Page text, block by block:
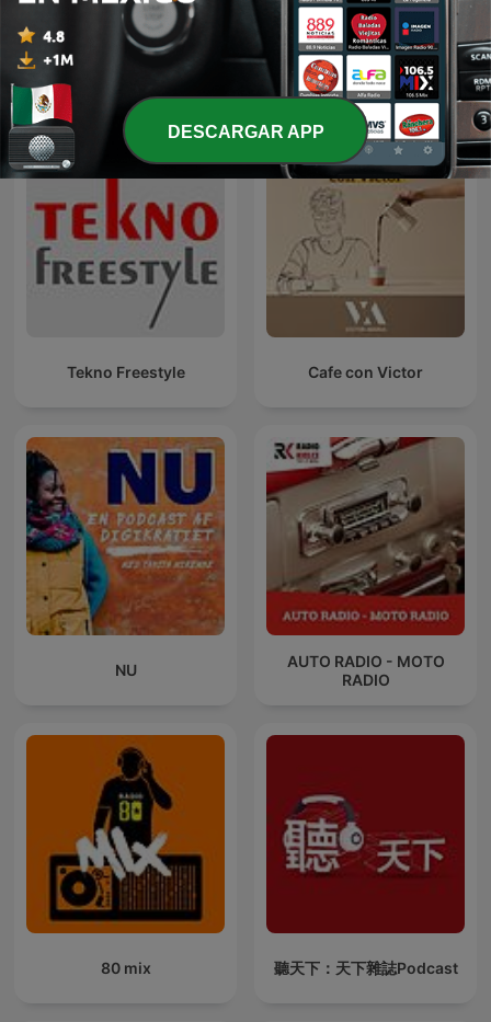
80 mix
Más podcasts internacionales de
Tecnología
Tekno Freestyle Cafe con Victor
NU
AUTO RADIO - MOTO
RADIO
80 mix 聽天下：天下雜誌Podcast
DESCARGAR APP